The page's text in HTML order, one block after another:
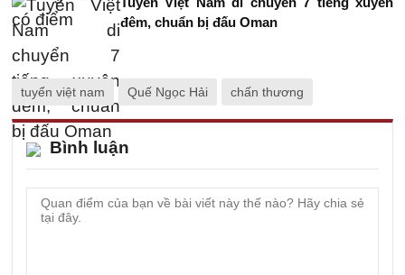
đêm, chuẩn bị đấu Oman
tuyển việt nam Quế Ngọc Hải chấn thương
Bình luận